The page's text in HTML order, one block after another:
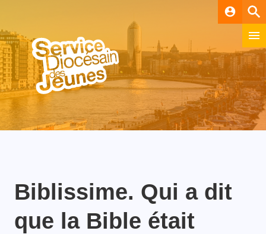
account_circle
Biblissime. Qui a dit
que la Bible était